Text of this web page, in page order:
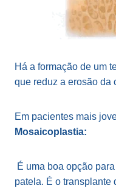
Há a formação de um
que reduz a erosão da
Em pacientes mais
Mosaicoplastia:
É uma boa opção
patela. É o transplante